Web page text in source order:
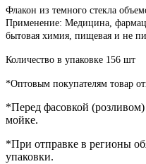
Флакон из темного стекла
Применение: Медицина,
бытовая химия, пищевая и не
Количество в упаковке 156 шт
*Оптовым покупателям товар
*Перед фасовкой
мойке.
*При отправке в регионы
упаковки.